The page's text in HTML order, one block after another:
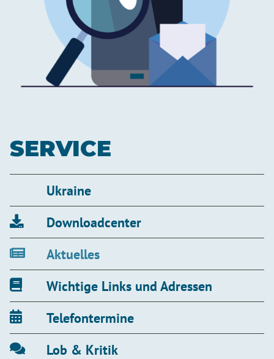
SERVICE
Ukraine
Downloadcenter
Aktuelles
Wichtige Links und Adressen
Telefontermine
Lob & Kritik